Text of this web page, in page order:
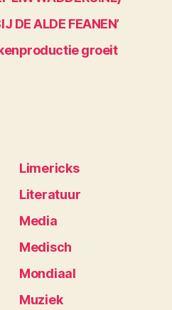
DE ALDE FEANEN’
groeit
Limericks
Literatuur
Media
Medisch
Mondiaal
Muziek